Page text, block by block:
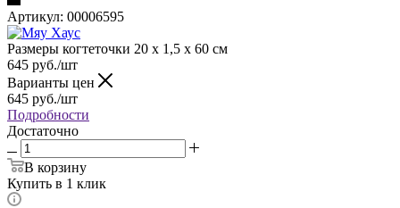
Артикул: 00006595
Размеры когтеточки 20 х 1,5 х 60 см
645 руб./шт
Варианты цен
645 руб./шт
Подробности
Достаточно
В корзину
Купить в 1 клик